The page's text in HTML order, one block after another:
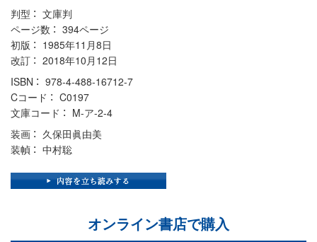
判型
文庫判
ページ数
394ページ
初版
1985年11月8日
改訂
2018年10月12日
ISBN
978-4-488-16712-7
Cコード
C0197
文庫コード
M-ア-2-4
装画
久保田眞由美
装幀
中村聡
オンライン書店で購入